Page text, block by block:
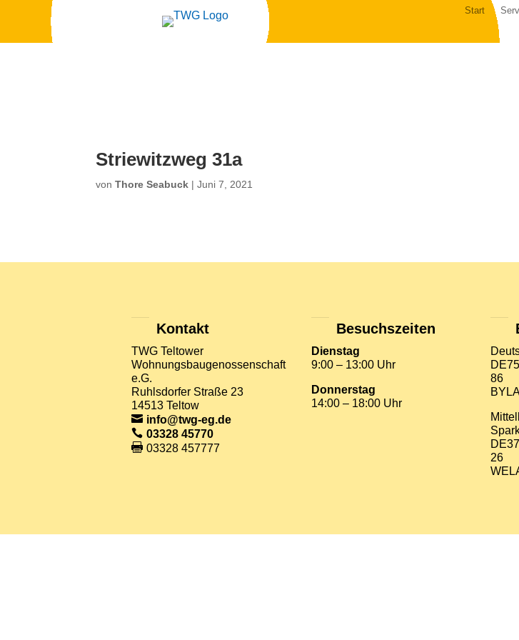
Start
Striewitzweg 31a
vonThore Seabuck |Juni 7, 2021
Kontakt
TWG Teltower
Wohnungsbaugenossenschaft
e.G.
Ruhlsdorfer Straße 23
14513 Teltow
info@twg-eg.de
03328 45770
03328 457777
Besuchszeiten
Dienstag
9:00 – 13:00 Uhr
Donnerstag
14:00 – 18:00 Uhr
86
26